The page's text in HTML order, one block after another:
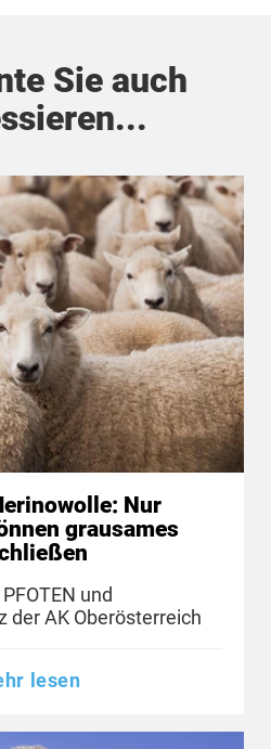
Sie auch
Nur
grausames
und
der AK Oberösterreich
lesen